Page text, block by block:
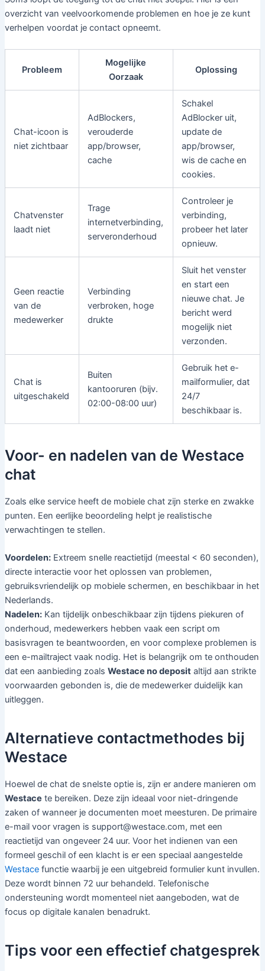
overzicht van veelvoorkomende problemen en hoe je ze kunt
verhelpen voordat je contact opneemt.
Probleem
Mogelijke
Oorzaak
Oplossing
Chat-icoon is
niet zichtbaar
AdBlockers,
verouderde
app/browser,
cache
Schakel
AdBlocker uit,
update de
app/browser,
wis de cache en
cookies.
Chatvenster
laadt niet
Trage
internetverbinding,
serveronderhoud
Controleer je
verbinding,
probeer het later
opnieuw.
Geen reactie
van de
medewerker
Verbinding
verbroken, hoge
drukte
Sluit het venster
en start een
nieuwe chat. Je
bericht werd
mogelijk niet
verzonden.
Chat is
uitgeschakeld
Buiten
kantooruren (bijv.
02:00-08:00 uur)
Gebruik het e-
mailformulier, dat
24/7
beschikbaar is.
Voor- en nadelen van de Westace
chat
Zoals elke service heeft de mobiele chat zijn sterke en zwakke
punten. Een eerlijke beoordeling helpt je realistische
verwachtingen te stellen.
Voordelen:Extreem snelle reactietijd (meestal < 60 seconden),
directe interactie voor het oplossen van problemen,
gebruiksvriendelijk op mobiele schermen, en beschikbaar in het
Nederlands.
Nadelen:Kan tijdelijk onbeschikbaar zijn tijdens piekuren of
onderhoud, medewerkers hebben vaak een script om
basisvragen te beantwoorden, en voor complexe problemen is
een e-mailtraject vaak nodig. Het is belangrijk om te onthouden
dat een aanbieding zoals Westace no depositaltijd aan strikte
voorwaarden gebonden is, die de medewerker duidelijk kan
uitleggen.
Alternatieve contactmethodes bij
Westace
Hoewel de chat de snelste optie is, zijn er andere manieren om
Westace te bereiken. Deze zijn ideaal voor niet-dringende
zaken of wanneer je documenten moet meesturen. De primaire
e-mail voor vragen is support@westace.com, met een
reactietijd van ongeveer 24 uur. Voor het indienen van een
formeel geschil of een klacht is er een speciaal aangestelde
Westacefunctie waarbij je een uitgebreid formulier kunt invullen.
Deze wordt binnen 72 uur behandeld. Telefonische
ondersteuning wordt momenteel niet aangeboden, wat de
focus op digitale kanalen benadrukt.
Tips voor een effectief chatgesprek